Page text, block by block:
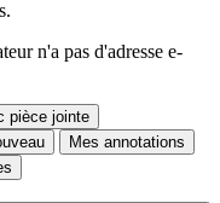
n'a pas d'adresse e-
pièce jointe
Mes annotations